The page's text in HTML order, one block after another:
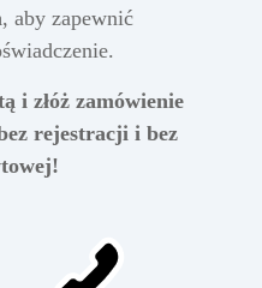
, aby zapewnić
i złóż zamówienie
rejestracji i bez